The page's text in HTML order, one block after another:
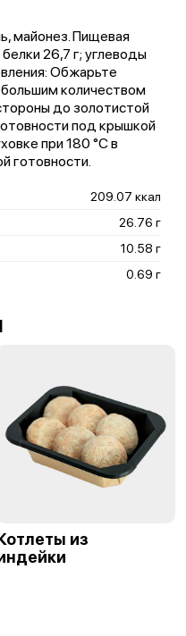
майонез. Пищевая
26,7 г; углеводы
Обжарьте
количеством
до золотистой
под крышкой
при 180 °C в
готовности.
209.07 ккал
26.76 г
10.58 г
0.69 г
из